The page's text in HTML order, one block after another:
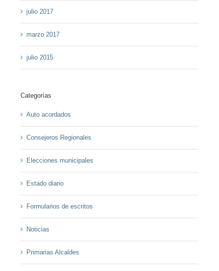
julio 2017
marzo 2017
julio 2015
Categorías
Auto acordados
Consejeros Regionales
Elecciones municipales
Estado diario
Formularios de escritos
Noticias
Primarias Alcaldes